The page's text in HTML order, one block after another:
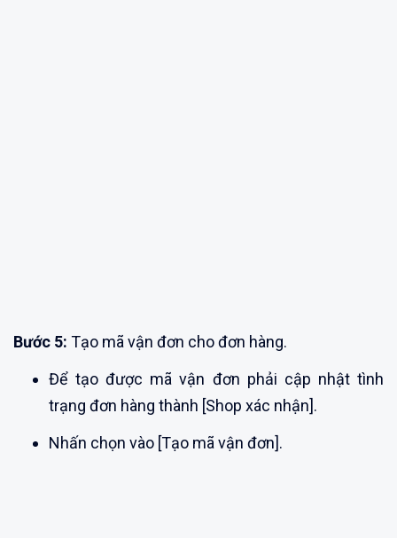
Bước 5: Tạo mã vận đơn cho đơn hàng.
Để tạo được mã vận đơn phải cập nhật tình
trạng đơn hàng thành [Shop xác nhận].
Nhấn chọn vào [Tạo mã vận đơn].